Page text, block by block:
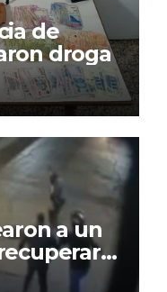
de
droga
a un
Berisso